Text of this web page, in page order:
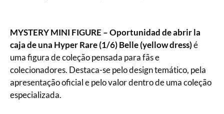
MYSTERY MINI FIGURE – Oportunidad de abrir la
caja de una Hyper Rare (1/6) Belle (yellow dress)é
uma figura de coleção pensada para fãs e
colecionadores. Destaca-se pelo design temático, pela
apresentação oficial e pelo valor dentro de uma coleção
especializada.